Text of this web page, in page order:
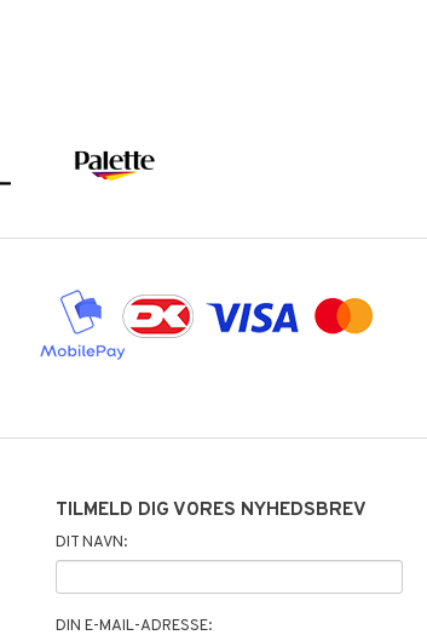
TILMELD DIG VORES NYHEDSBREV
DIT NAVN:
DIN E-MAIL-ADRESSE: